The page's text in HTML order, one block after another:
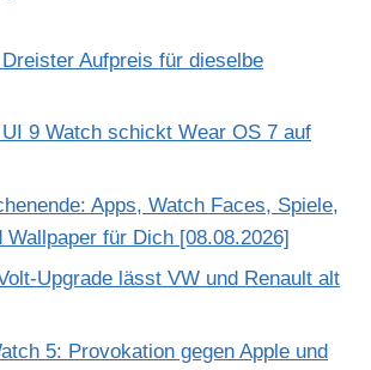
Aufpreis für dieselbe
9 Watch schickt Wear OS 7 auf
Apps, Watch Faces, Spiele,
Wallpaper für Dich [08.08.2026]
Upgrade lässt VW und Renault alt
5: Provokation gegen Apple und